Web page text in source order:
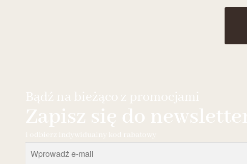
Bądź na bieżąco z promocjami
Zapisz się do
i odbierz indywidualny kod rabatowy